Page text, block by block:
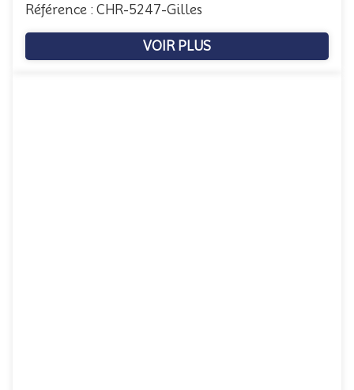
Référence : CHR-5247-Gilles
VOIR PLUS